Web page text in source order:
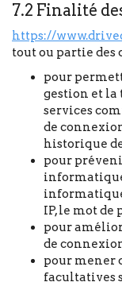
7.2 Finalité
https://
tout ou partie des
pour
gestion et la
services
de
historique
pour
IP, le mot de
pour
de
pour mener
facultatives